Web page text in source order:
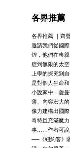
各界推薦
各界推薦 ｜齊
邀請我們從國
煌，他們在喪
症到無限的太
上學的探究到
是對個人生命
小說家中，薩
薄、內容宏大
像力建構出國
奇特且充滿魔
事……作者可說
──《紐約客》